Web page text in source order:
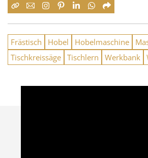
Frästisch Hobel Hobelmaschine
Tischkreissäge Tischlern Werkbank